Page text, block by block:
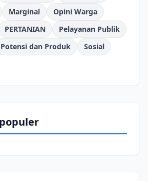
Marginal
Opini Warga
PERTANIAN
Pelayanan Publik
Potensi dan Produk
Sosial